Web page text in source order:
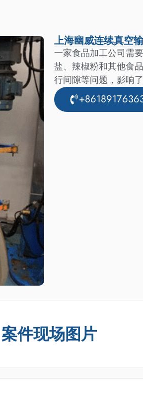
上海幽威连续真空
一家食品加工公司需
盐、辣椒粉和其他食
行间隙等问题，影响
案件现场图片